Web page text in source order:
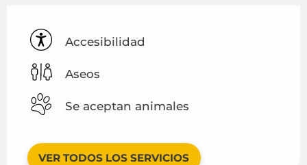
Accesibilidad
Aseos
Se aceptan animales
VER TODOS LOS SERVICIOS